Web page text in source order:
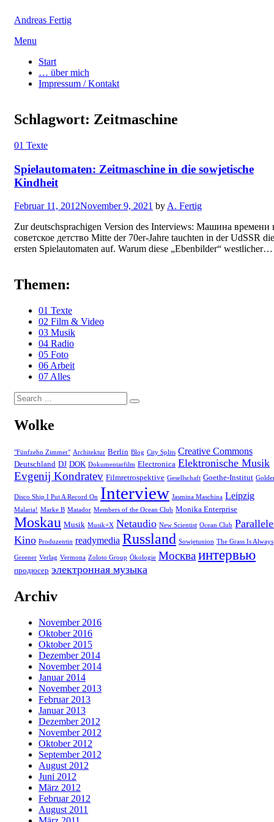
Andreas Fertig
Skip
content
Menu
Start
… über mich
Impressum / Kontakt
Schlagwort: Zeitmaschine
01 Texte
Spielautomaten: Zeitmaschine in die sowjetische
Kindheit
Posted
Februar 11, 2012November 9, 2021 by A. Fertig
Zur deutschsprachigen Version des Interviews: Машина времени
советское детство Mitte der 70er-Jahre tauchten in der UdSSR die
ersten Spielautomaten auf. Warum diese „Ebenbilder“ westlicher…
Themen:
01 Texte
02 Film & Video
03 Musik
04 Radio
05 Foto
06 Arbeit
07 Alles
Search
for:
Search
Wolke
"Fünfzehn Zimmer" Architektur Berlin Blog City Splits Creative Commons
Deutschland DJ DOK Dokumentarfilm Electronica Elektronische Musik
Evgenij Kondratev Filmretrospektive Gesellschaft Goethe-Institut
Disco Ship I Put A Record On Interview Jasmina Maschina Leipzig
Malaria! Marke B Matador Members of the Ocean Club Monika Enterprise
Moskau Musik Musik+X Netaudio New Scientist Ocean Club
Kino Produzentin readymedia Russland Sowjetunion The Grass Is Always
Greener Verlag Vermona Zoloto Group Ökologie Москваинтервью
продюсер электронная музыка
Archiv
November 2016
Oktober 2016
Oktober 2015
Dezember 2014
November 2014
Januar 2014
November 2013
Februar 2013
Januar 2013
Dezember 2012
November 2012
Oktober 2012
September 2012
August 2012
Juni 2012
März 2012
Februar 2012
August 2011